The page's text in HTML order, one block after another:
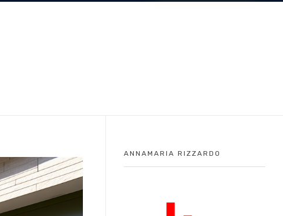
ANNAMARIA RIZZARDO